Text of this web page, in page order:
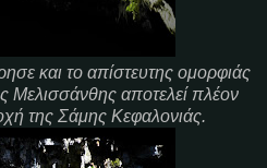
και το απίστευτης ομορφιάς
Μελισσάνθης αποτελεί πλέον
της Σάμης Κεφαλονιάς.